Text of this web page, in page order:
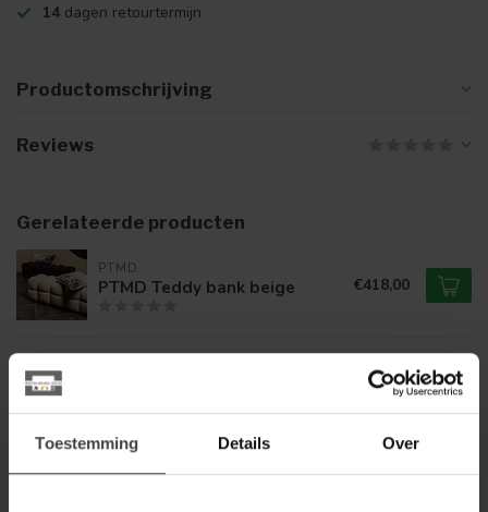
Toestemming Details Over
14 dagen retourtermijn
Productomschrijving
Reviews
Gerelateerde producten
PTMD
PTMD Teddy bank beige €418,00
€129,00
WOONSTIJL